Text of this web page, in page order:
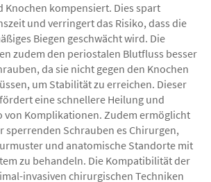
Knochen kompensiert. Dies spart
und verringert das Risiko, dass die
Biegen geschwächt wird. Die
zudem den periostalen Blutfluss besser
da sie nicht gegen den Knochen
um Stabilität zu erreichen. Dieser
eine schnellere Heilung und
von Komplikationen. Zudem ermöglicht
sperrenden Schrauben es Chirurgen,
und anatomische Standorte mit
zu behandeln. Die Kompatibilität der
invasiven chirurgischen Techniken